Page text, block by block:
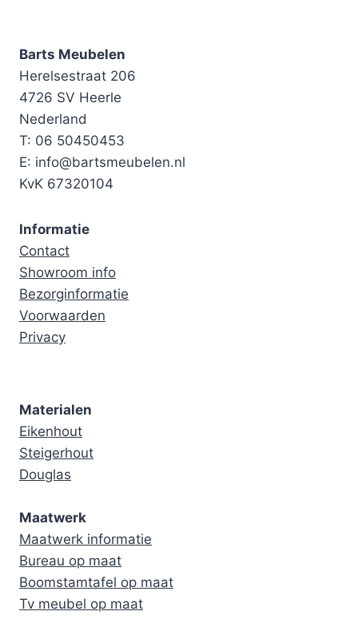
Barts Meubelen
Herelsestraat 206
4726 SV Heerle
Nederland
T: 06 50450453
E: info@bartsmeubelen.nl
KvK 67320104
Informatie
Contact
Showroom info
Bezorginformatie
Voorwaarden
Privacy
Materialen
Eikenhout
Steigerhout
Douglas
Maatwerk
Maatwerk informatie
Bureau op maat
Boomstamtafel op maat
Tv meubel op maat